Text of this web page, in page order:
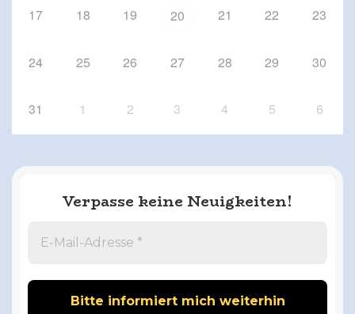
17 18 19 20 21 22 23
24 25 26 27 28 29 30
31 1 2 3 4 5 6
Verpasse keine Neuigkeiten!